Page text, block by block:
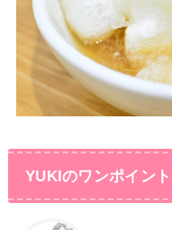
YUKIのワンポイン